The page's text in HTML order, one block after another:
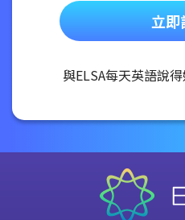
立即
與ELSA每天英語說